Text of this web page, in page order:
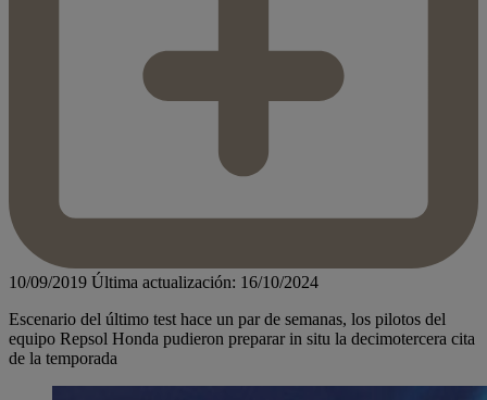
10/09/2019 Última actualización: 16/10/2024
Escenario del último test hace un par de semanas, los pilotos del
equipo Repsol Honda pudieron preparar in situ la decimotercera cita
de la temporada